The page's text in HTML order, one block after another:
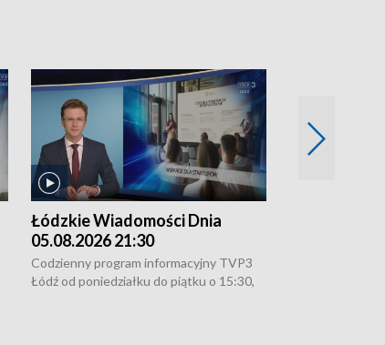
Łódzkie Wiadomości Dnia
05.08.2026 21:30
Codzienny program informacyjny TVP3
Łódź od poniedziałku do piątku o 15:30,